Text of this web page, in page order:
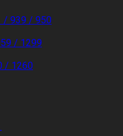
/ 939 / 950
/ 1299
/ 1260